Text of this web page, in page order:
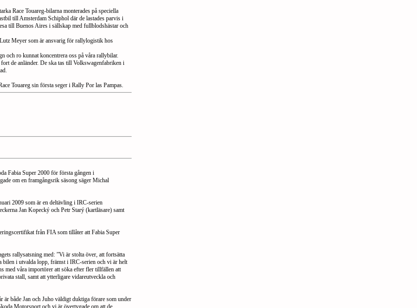
Race Touareg-bilarna monterades på speciella
till Amsterdam Schiphol där de lastades parvis i
till Buenos Aires i sällskap med fullblodshästar och
Meyer som är ansvarig för rallylogistik hos
och ro kunnat koncentrera oss på våra rallybilar.
de anländer. De ska tas till Volkswagenfabriken i
Touareg sin första seger i Rally Por las Pampas.
Fabia Super 2000 för första gången i
om en framgångsrik säsong säger Michal
2009 som är en deltävling i IRC-serien
Jan Kopecký och Petr Starý (kartläsare) samt
från FIA som tillåter att Fabia Super
rallysatsning med: ”Vi är stolta över, att fortsätta
bilen i utvalda lopp, främst i IRC-serien och vi är helt
med våra importörer att söka efter fler tillfällen att
stall, samt att ytterligare vidareutveckla och
är både Jan och Juho väldigt duktiga förare som under
Motorsport och vi är övertygade om att de